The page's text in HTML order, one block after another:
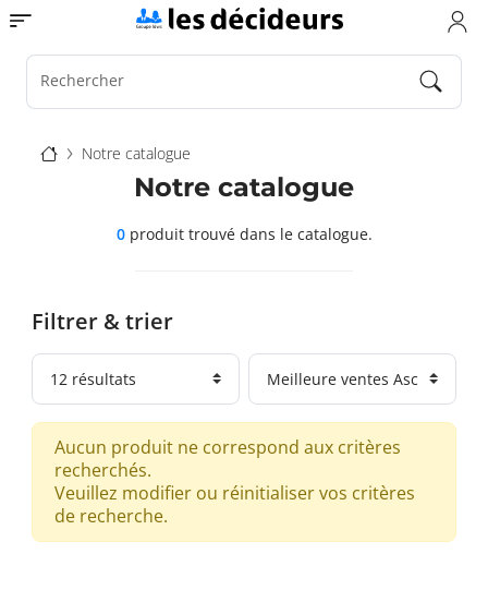
Aller
au
contenu
principal
Toggle navigation
Rechercher
Fil
d'Ariane
Notre catalogue
Filtrer & trier
Notre catalogue
0produit trouvédans le catalogue.
Aucun produit ne correspond aux critères
recherchés.
Veuillez modifier ou réinitialiser vos critères
de recherche.